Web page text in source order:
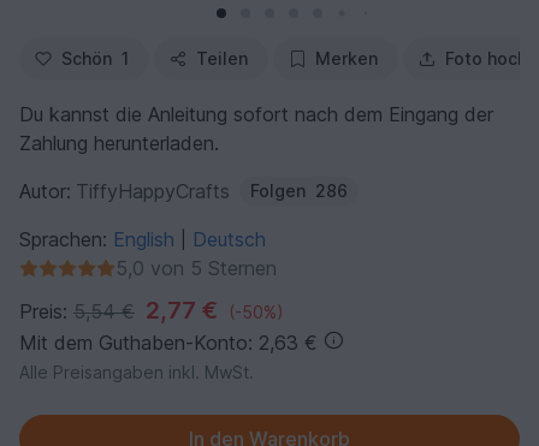
Schön 1 Teilen Merken Foto
Du kannst die Anleitung sofort nach dem Eingang der
Zahlung herunterladen.
Autor: TiffyHappyCrafts Folgen 286
Sprachen: English
Deutsch
5,0 von 5 Sternen
Preis: 5,54 € 2,77 € (-50%)
Mit dem Guthaben-Konto: 2,63 €
Alle Preisangaben inkl. MwSt.